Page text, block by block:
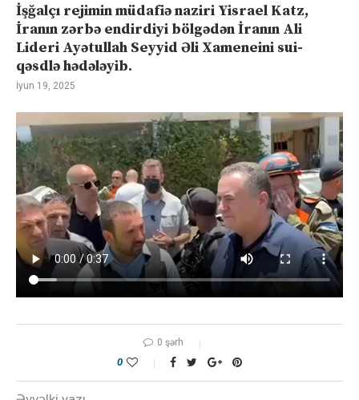
İşğalçı rejimin müdafiə naziri Yisrael Katz,
İranın zərbə endirdiyi bölgədən İranın Ali
Lideri Ayətullah Seyyid Əli Xameneini sui-
qəsdlə hədələyib.
İyun 19, 2025
0 şərh
0